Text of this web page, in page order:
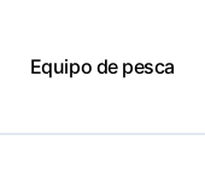
Equipo de pesca